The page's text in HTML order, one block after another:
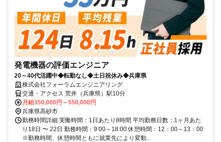
発電機器の評価エンジニア
20～40代活躍中◆転勤なし◆土日祝休み◆兵庫県
株式会社フォーラムエンジニアリング
交通・アクセス 荒井（兵庫県）駅10分
月給350,000円～550,000円
兵庫県高砂市
勤務時間詳細 実働時間：1日あたり8時間 平均勤務日数：1ヶ月あた
り18日 〜 22日 勤務時間：9:00～18:00 休憩時間：12：00～13：00
※勤務時間、休憩時間ともに就業先により変動...